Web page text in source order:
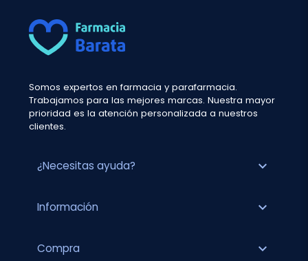
Somos expertos en farmacia y parafarmacia.
Trabajamos para las mejores marcas. Nuestra mayor
prioridad es la atención personalizada a nuestros
clientes.
¿Necesitas ayuda? expand_more
Información expand_more
Compra expand_more